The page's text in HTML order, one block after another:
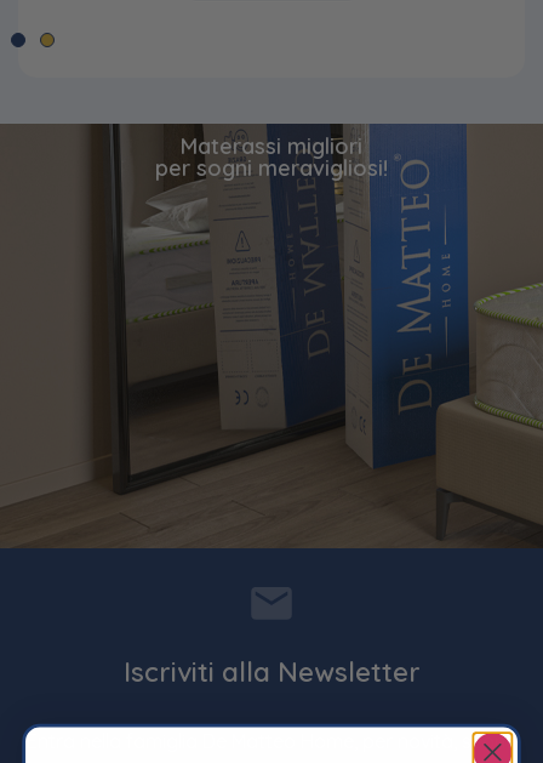
Materassi migliori
per sogni meravigliosi!
Iscriviti alla Newsletter
Entra nella famiglia De Matteo Home, per novità, sconti